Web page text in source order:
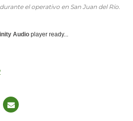
el operativo en San Juan del Río.
Audio player ready...